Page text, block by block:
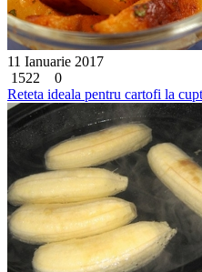
11 Ianuarie 2017
1522
0
Reteta ideala pentru cartofi la